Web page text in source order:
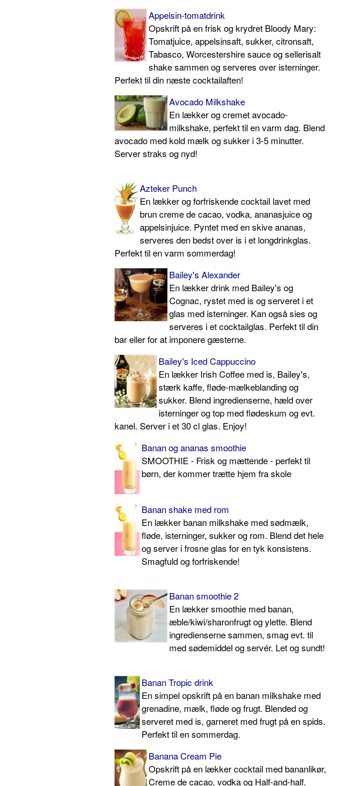
Appelsin-tomatdrink
Opskrift på en frisk og krydret Bloody Mary:
Tomatjuice, appelsinsaft, sukker, citronsaft,
Tabasco, Worcestershire sauce og sellerisalt
shake sammen og serveres over isterninger.
Perfekt til din næste cocktailaften!
Avocado Milkshake
En lækker og cremet avocado-
milkshake, perfekt til en varm dag. Blend
avocado med kold mælk og sukker i 3-5 minutter.
Server straks og nyd!
Azteker Punch
En lækker og forfriskende cocktail lavet med
brun creme de cacao, vodka, ananasjuice og
appelsinjuice. Pyntet med en skive ananas,
serveres den bedst over is i et longdrinkglas.
Perfekt til en varm sommerdag!
Bailey's Alexander
En lækker drink med Bailey's og
Cognac, rystet med is og serveret i et
glas med isterninger. Kan også sies og
serveres i et cocktailglas. Perfekt til din
bar eller for at imponere gæsterne.
Bailey's Iced Cappuccino
En lækker Irish Coffee med is, Bailey's,
stærk kaffe, fløde-mælkeblanding og
sukker. Blend ingredienserne, hæld over
isterninger og top med flødeskum og evt.
kanel. Server i et 30 cl glas. Enjoy!
Banan og ananas smoothie
SMOOTHIE - Frisk og mættende - perfekt til
børn, der kommer trætte hjem fra skole
Banan shake med rom
En lækker banan milkshake med sødmælk,
fløde, isterninger, sukker og rom. Blend det hele
og server i frosne glas for en tyk konsistens.
Smagfuld og forfriskende!
Banan smoothie 2
En lækker smoothie med banan,
æble/kiwi/sharonfrugt og ylette. Blend
ingredienserne sammen, smag evt. til
med sødemiddel og servér. Let og sundt!
Banan Tropic drink
En simpel opskrift på en banan milkshake med
grenadine, mælk, fløde og frugt. Blended og
serveret med is, garneret med frugt på en spids.
Perfekt til en sommerdag.
Banana Cream Pie
Opskrift på en lækker cocktail med bananlikør,
Creme de cacao, vodka og Half-and-half.